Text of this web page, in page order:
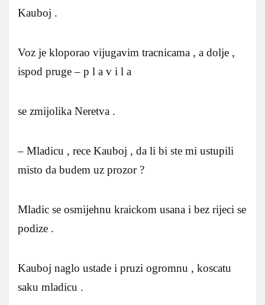
Kauboj .
Voz je kloporao vijugavim tracnicama , a dolje ,
ispod pruge – p l a v i l a
se zmijolika Neretva .
– Mladicu , rece Kauboj , da li bi ste mi ustupili
misto da budem uz prozor ?
Mladic se osmijehnu kraickom usana i bez rijeci se
podize .
Kauboj naglo ustade i pruzi ogromnu , koscatu
saku mladicu .